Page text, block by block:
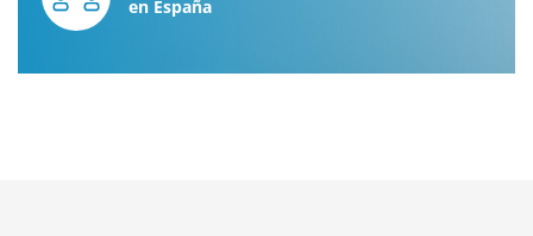
en España